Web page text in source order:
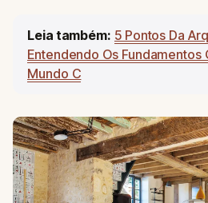
Leia também: 5 Pontos Da
Entendendo Os Fundamentos
Mundo C